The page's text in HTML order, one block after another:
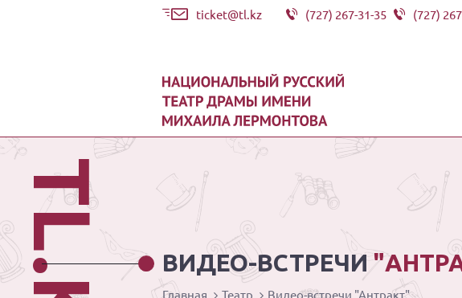
ticket@tl.kz (727) 267-31-35 (727)
ВИДЕО-ВСТРЕЧИ
Главная Театр Видео-встречи "Антракт"